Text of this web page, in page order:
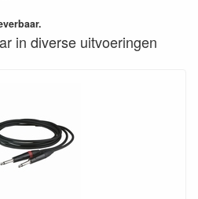
in diverse uitvoeringen